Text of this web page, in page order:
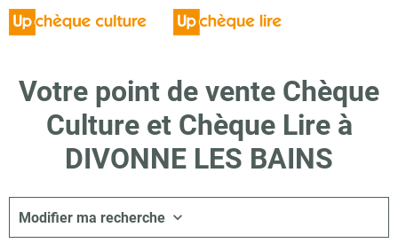
Votre point de vente Chèque
Culture et Chèque Lire à
DIVONNE LES BAINS
Modifier ma recherche